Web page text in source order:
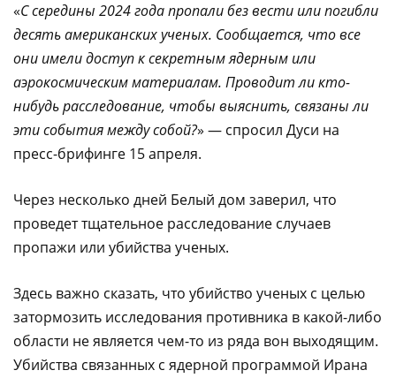
«С середины 2024 года пропали без вести или погибли
десять американских ученых. Сообщается, что все
они имели доступ к секретным ядерным или
аэрокосмическим материалам. Проводит ли кто-
нибудь расследование, чтобы выяснить, связаны ли
эти события между собой?» — спросил Дуси на
пресс-брифинге 15 апреля.
Через несколько дней Белый дом заверил, что
проведет тщательное расследование случаев
пропажи или убийства ученых.
Здесь важно сказать, что убийство ученых с целью
затормозить исследования противника в какой-либо
области не является чем-то из ряда вон выходящим.
Убийства связанных с ядерной программой Ирана